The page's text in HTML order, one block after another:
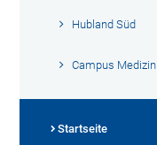
Hubland Süd
Campus Medizin
Startseite